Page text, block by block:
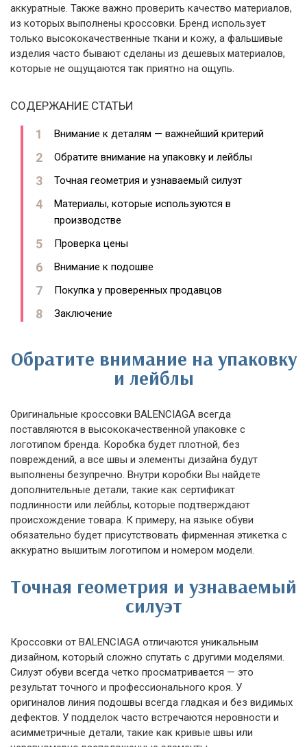
аккуратные. Также важно проверить качество материалов,
из которых выполнены кроссовки. Бренд использует
только высококачественные ткани и кожу, а фальшивые
изделия часто бывают сделаны из дешевых материалов,
которые не ощущаются так приятно на ощупь.
СОДЕРЖАНИЕ СТАТЬИ
Внимание к деталям — важнейший критерий
Обратите внимание на упаковку и лейблы
Точная геометрия и узнаваемый силуэт
Материалы, которые используются в
производстве
Проверка цены
Внимание к подошве
Покупка у проверенных продавцов
Заключение
Обратите внимание на упаковку
и лейблы
Оригинальные кроссовки BALENCIAGA всегда
поставляются в высококачественной упаковке с
логотипом бренда. Коробка будет плотной, без
повреждений, а все швы и элементы дизайна будут
выполнены безупречно. Внутри коробки Вы найдете
дополнительные детали, такие как сертификат
подлинности или лейблы, которые подтверждают
происхождение товара. К примеру, на языке обуви
обязательно будет присутствовать фирменная этикетка с
аккуратно вышитым логотипом и номером модели.
Точная геометрия и узнаваемый
силуэт
Кроссовки от BALENCIAGA отличаются уникальным
дизайном, который сложно спутать с другими моделями.
Силуэт обуви всегда четко просматривается — это
результат точного и профессионального кроя. У
оригиналов линия подошвы всегда гладкая и без видимых
дефектов. У подделок часто встречаются неровности и
асимметричные детали, такие как кривые швы или